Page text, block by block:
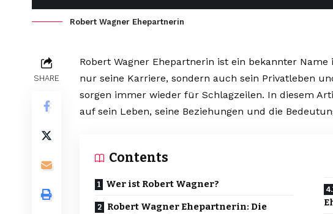
Robert Wagner Ehepartnerin
SHARE
Robert Wagner Ehepartnerin ist ein bekannter
nur seine Karriere, sondern auch sein Privatleben
sorgen immer wieder für Schlagzeilen. In diesem
auf sein Leben, seine Beziehungen und die
Contents
Wer ist Robert Wagner?
Robert Wagner Ehepartnerin: Die